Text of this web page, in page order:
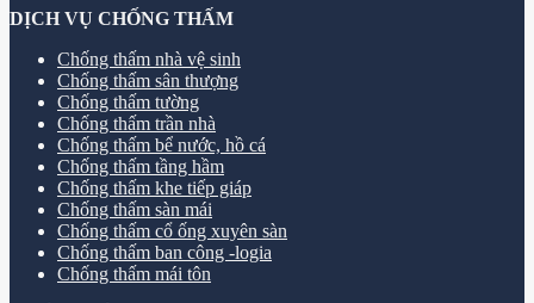
DỊCH VỤ CHỐNG THẤM
Chống thấm nhà vệ sinh
Chống thấm sân thượng
Chống thấm tường
Chống thấm trần nhà
Chống thấm bể nước, hồ cá
Chống thấm tầng hầm
Chống thấm khe tiếp giáp
Chống thấm sàn mái
Chống thấm cổ ống xuyên sàn
Chống thấm ban công -logia
Chống thấm mái tôn